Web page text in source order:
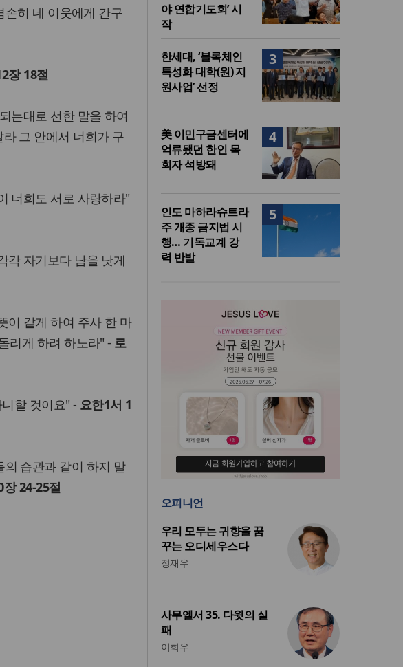
손히 네 이웃에게 간구
장 18절
는대로 선한 말을 하여
그 안에서 너희가 구
너희도 서로 사랑하라"
각 자기보다 남을 낫게
이 같게 하여 주사 한 마
리게 하려 하노라" - 로
할 것이요" - 요한1서 1
습관과 같이 하지 말
24-25절
야 연합기도회’ 시
작
3
한세대, ‘블록체인
특성화 대학(원) 지
원사업’ 선정
4
美 이민구금센터에
억류됐던 한인 목
회자 석방돼
5
인도 마하라슈트라
주 개종 금지법 시
행… 기독교계 강
력 반발
오피니언
우리 모두는 귀향을 꿈
꾸는 오디세우스다
정재우
사무엘서 35. 다윗의 실
패
이희우